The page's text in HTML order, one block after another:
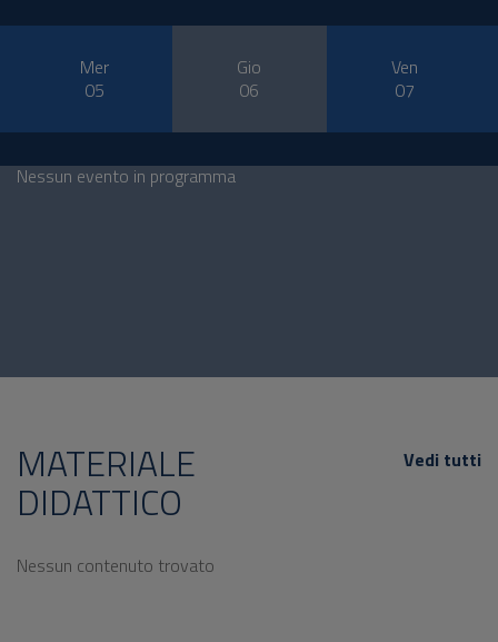
Mer
05
Gio
06
Ven
07
Nessun evento in programma
MATERIALE
DIDATTICO
Vedi tutti
Nessun contenuto trovato